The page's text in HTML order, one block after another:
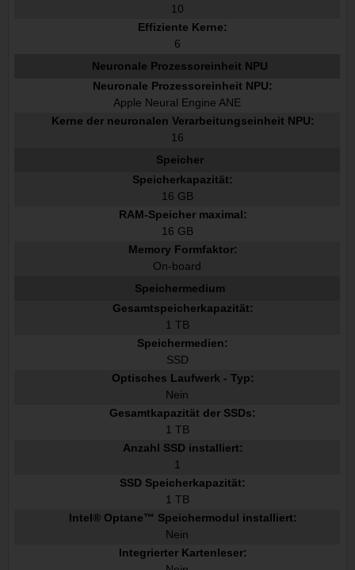
10
Effiziente Kerne:
6
Neuronale Prozessoreinheit NPU
Neuronale Prozessoreinheit NPU:
Apple Neural Engine ANE
Kerne der neuronalen Verarbeitungseinheit NPU:
16
Speicher
Speicherkapazität:
16 GB
RAM-Speicher maximal:
16 GB
Memory Formfaktor:
On-board
Speichermedium
Gesamtspeicherkapazität:
1 TB
Speichermedien:
SSD
Optisches Laufwerk - Typ:
Nein
Gesamtkapazität der SSDs:
1 TB
Anzahl SSD installiert:
1
SSD Speicherkapazität:
1 TB
Intel® Optane™ Speichermodul installiert:
Nein
Integrierter Kartenleser: